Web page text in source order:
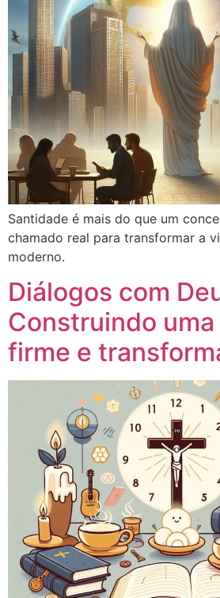
Santidade é mais do que um
chamado real para transformar a
moderno.
Diálogos com
Construindo
firme e